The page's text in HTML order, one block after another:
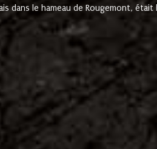
dans le hameau de Rougemont,